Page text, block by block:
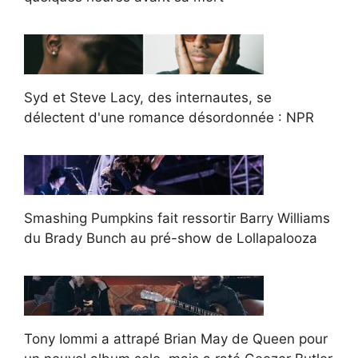
Syd et Steve Lacy, des internautes, se
délectent d'une romance désordonnée : NPR
Smashing Pumpkins fait ressortir Barry Williams
du Brady Bunch au pré-show de Lollapalooza
Tony Iommi a attrapé Brian May de Queen pour